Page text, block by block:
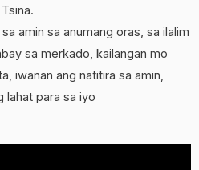
amin sa anumang oras, sa ilalim
sa merkado, kailangan mo
iwanan ang natitira sa amin,
lahat para sa iyo